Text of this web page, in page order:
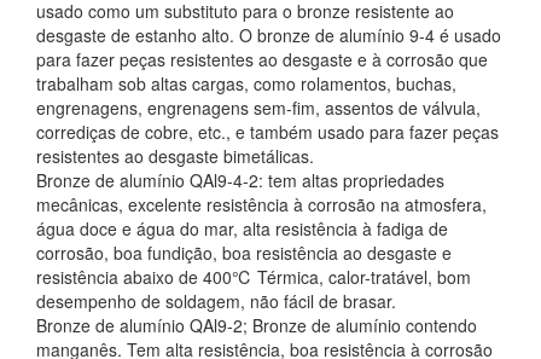
usado como um substituto para o bronze resistente ao
desgaste de estanho alto. O bronze de alumínio 9-4 é usado
para fazer peças resistentes ao desgaste e à corrosão que
trabalham sob altas cargas, como rolamentos, buchas,
engrenagens, engrenagens sem-fim, assentos de válvula,
corrediças de cobre, etc., e também usado para fazer peças
resistentes ao desgaste bimetálicas.
Bronze de alumínio QAl9-4-2: tem altas propriedades
mecânicas, excelente resistência à corrosão na atmosfera,
água doce e água do mar, alta resistência à fadiga de
corrosão, boa fundição, boa resistência ao desgaste e
resistência abaixo de 400℃ Térmica, calor-tratável, bom
desempenho de soldagem, não fácil de brasar.
Bronze de alumínio QAl9-2; Bronze de alumínio contendo
manganês. Tem alta resistência, boa resistência à corrosão